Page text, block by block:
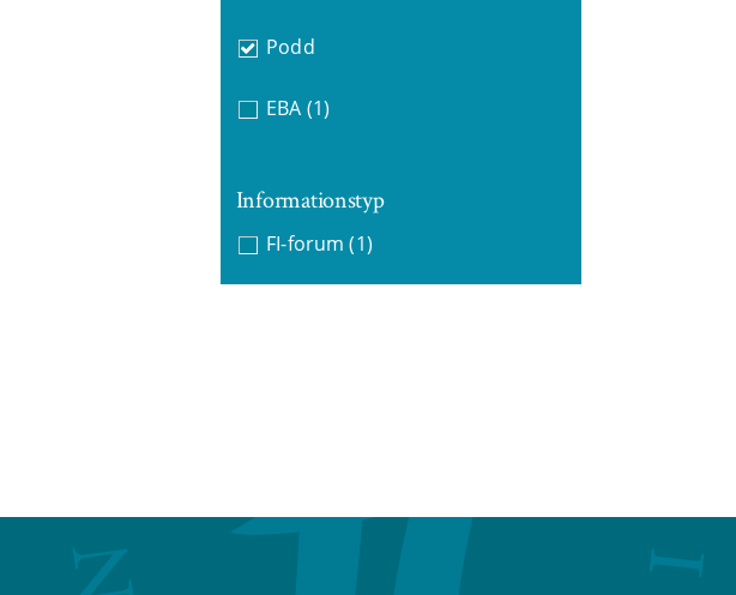
Podd
EBA (1)
Informationstyp
FI-forum (1)